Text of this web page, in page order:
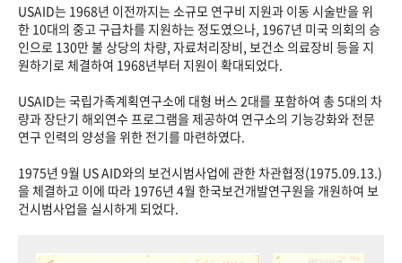
USAID는 1968년 이전까지는 소규모 연구비 지원과 이동 시술반을 위
한 10대의 중고 구급차를 지원하는 정도였으나, 1967년 미국 의회의 승
인으로 130만 불 상당의 차량, 자료처리장비, 보건소 의료장비 등을 지
원하기로 체결하여 1968년부터 지원이 확대되었다.
USAID는 국립가족계획연구소에 대형 버스 2대를 포함하여 총 5대의 차
량과 장단기 해외연수 프로그램을 제공하여 연구소의 기능강화와 전문
연구 인력의 양성을 위한 전기를 마련하였다.
1975년 9월 US AID와의 보건시범사업에 관한 차관협정(1975.09.13.)
을 체결하고 이에 따라 1976년 4월 한국보건개발연구원을 개원하여 보
건시범사업을 실시하게 되었다.